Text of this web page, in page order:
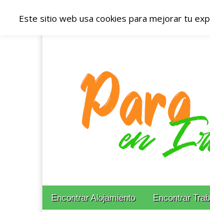
Españoles
Irlanda –
Blog dedicado a los que viven,
Main menu
Skip to content
Encontrar Alojamiento Encontrar
Este sitio web usa cookies para mejorar tu